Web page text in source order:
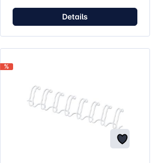
Details
%